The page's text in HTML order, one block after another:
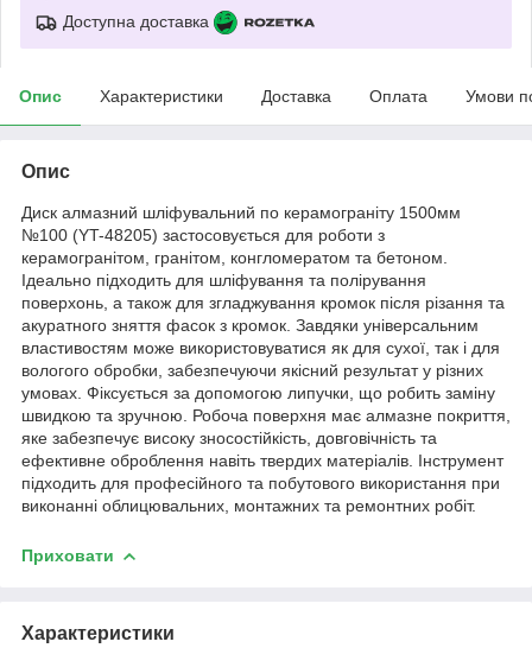
Доступна доставка
Опис Характеристики Доставка Оплата Умови
Опис
Диск алмазний шліфувальний по керамограніту 1500мм
№100 (YT-48205) застосовується для роботи з
керамогранітом, гранітом, конгломератом та бетоном.
Ідеально підходить для шліфування та полірування
поверхонь, а також для згладжування кромок після різання та
акуратного зняття фасок з кромок. Завдяки універсальним
властивостям може використовуватися як для сухої, так і для
вологого обробки, забезпечуючи якісний результат у різних
умовах. Фіксується за допомогою липучки, що робить заміну
швидкою та зручною. Робоча поверхня має алмазне покриття,
яке забезпечує високу зносостійкість, довговічність та
ефективне оброблення навіть твердих матеріалів. Інструмент
підходить для професійного та побутового використання при
виконанні облицювальних, монтажних та ремонтних робіт.
Приховати
Характеристики